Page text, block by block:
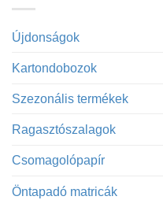
Újdonságok
Kartondobozok
Szezonális termékek
Ragasztószalagok
Csomagolópapír
Öntapadó matricák